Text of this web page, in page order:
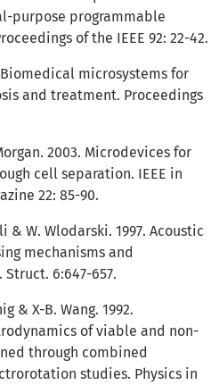
purpose programmable
of the IEEE 92: 22-42.
Biomedical microsystems for
and treatment. Proceedings
2003. Microdevices for
cell separation. IEEE in
22: 85-90.
W. Wlodarski. 1997. Acoustic
mechanisms and
6:647-657.
& X-B. Wang. 1992.
of viable and non-
through combined
studies. Physics in